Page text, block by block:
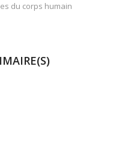
du corps humain